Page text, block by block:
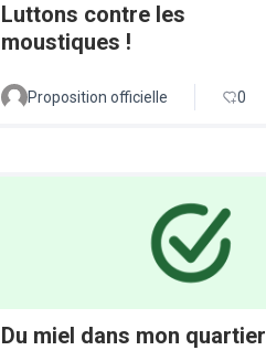
Luttons contre les
moustiques !
Proposition officielle 0
Du miel dans mon quartier